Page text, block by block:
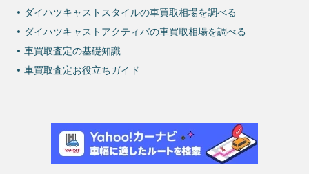
ダイハツキャストスタイルの車買取相場を調べる
ダイハツキャストアクティバの車買取相場を調べる
車買取査定の基礎知識
車買取査定お役立ちガイド